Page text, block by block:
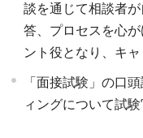
談を通じて相談者
答、プロセスを心
ント役となり、キ
「面接試験」の口
ィングについて試